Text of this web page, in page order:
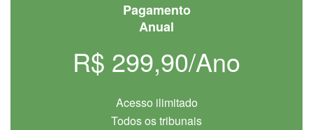
Pagamento
Anual
R$ 299,90/Ano
Acesso ilimitado
Todos os tribunais